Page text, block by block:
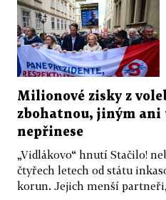
Milionové zisky z
zbohatnou, jiným ani
nepřinese
„Vidlákovo“ hnutí Stačilo!
čtyřech letech od státu
korun. Jejich menší